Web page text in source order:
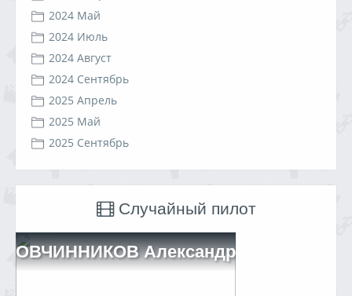
2024 Май
2024 Июль
2024 Август
2024 Сентябрь
2025 Апрель
2025 Май
2025 Сентябрь
Случайный пилот
ОВЧИННИКОВ Александр